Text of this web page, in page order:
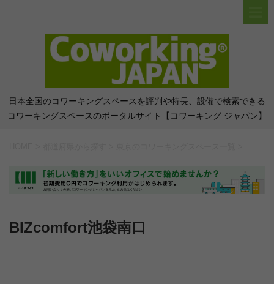
日本全国のコワーキングスペースを評判や特長、設備で検索できる
コワーキングスペースのポータルサイト【コワーキング ジャパン】
BIZcomfort池袋南口